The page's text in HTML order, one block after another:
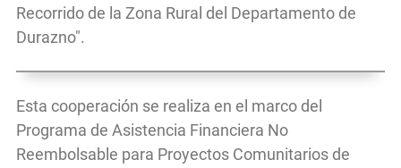
Recorrido de la Zona Rural del Departamento de
Durazno".
Esta cooperación se realiza en el marco del
Programa de Asistencia Financiera No
Reembolsable para Proyectos Comunitarios de